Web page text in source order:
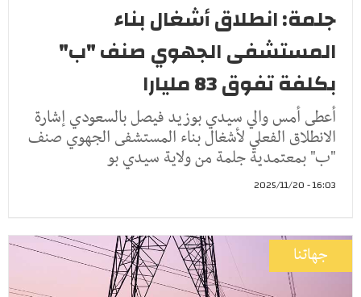
جلمة: انطلاق أشغال بناء
المستشفى الجهوي صنف "ب"
بكلفة تفوق 83 مليارا
أعطى أمس والي سيدي بوزيد فيصل بالسعودي إشارة
الانطلاق الفعلي لأشغال بناء المستشفى الجهوي صنف
"ب" بمعتمدية جلمة من ولاية سيدي بو
16:03 - 2025/11/20
جهاتنا